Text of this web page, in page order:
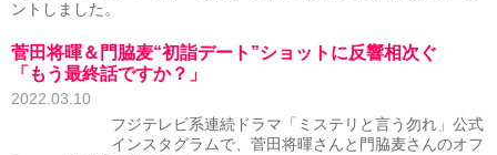
ントしました。
菅田将暉＆門脇麦“初詣デート”ショットに反響相次ぐ
「もう最終話ですか？」
2022.03.10
フジテレビ系連続ドラマ「ミステリと言う勿れ」公式
インスタグラムで、菅田将暉さんと門脇麦さんのオフ